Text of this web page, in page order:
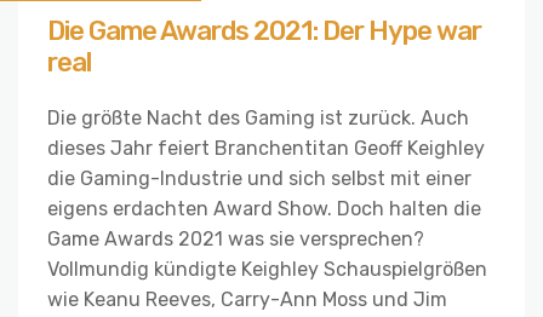
Die Game Awards 2021: Der Hype war
real
Die größte Nacht des Gaming ist zurück. Auch
dieses Jahr feiert Branchentitan Geoff Keighley
die Gaming-Industrie und sich selbst mit einer
eigens erdachten Award Show. Doch halten die
Game Awards 2021 was sie versprechen?
Vollmundig kündigte Keighley Schauspielgrößen
wie Keanu Reeves, Carry-Ann Moss und Jim